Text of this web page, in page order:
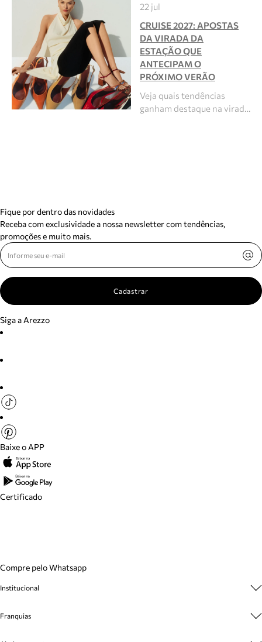
22 jul
CRUISE 2027: APOSTAS
DA VIRADA DA
ESTAÇÃO QUE
ANTECIPAM O
PRÓXIMO VERÃO
Veja quais tendências
ganham destaque na virad…
Fique por dentro das novidades
Receba com exclusividade a nossa newsletter com tendências,
promoções e muito mais.
Cadastrar
Siga a Arezzo
Baixe o APP
Certificado
Compre pelo Whatsapp
Institucional
Cashback
Franquias